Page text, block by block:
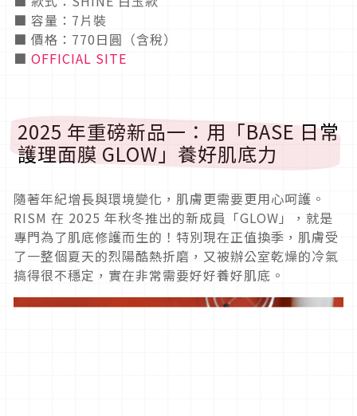
■ 容量：7片裝
■ 價格：770日圓（含稅）
■ OFFICIAL SITE
2025 年重磅新品一：用「BASE 日常
護理面膜 GLOW」養好肌底力
隨著年紀增長與環境變化，肌膚更需要更用心呵護。
RISM 在 2025 年秋冬推出的新成員「GLOW」，就是
專門為了肌底修護而生的！特別現在正值換季，肌膚受
了一整個夏天的烈陽酷熱折磨，又被辦公室乾燥的冷氣
搞得很不穩定，實在非常需要好好養好肌底。